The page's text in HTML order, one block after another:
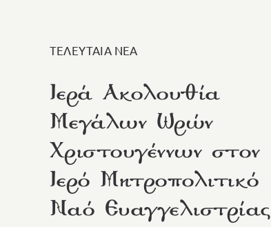
ΤΕΛΕΥΤΑΙΑ ΝΕΑ
Ιερά Ακολουθία
Μεγάλων Ωρών
Χριστουγέννων στον
Ιερό Μητροπολιτικό
Ναό Ευαγγελιστρίας